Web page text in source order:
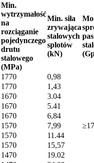
Min.
wytrzymałość
na
rozciąganie
pojedynczego
drutu
stalowego
(MPa)
Min. siła
zrywająca
stalowych
splotów
(kN)
1770 0,98
1770
1,43
1670
3.04
1670
5.41
1670
6,84
1570
7,99
1570
11.44
1570
15,57
1470
19.02